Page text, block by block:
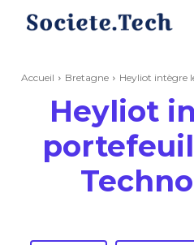
Accueil Bretagne Heyliot intègre
Heyliot